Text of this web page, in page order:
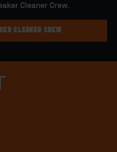
Cleaner Crew.
CLEANER CREW